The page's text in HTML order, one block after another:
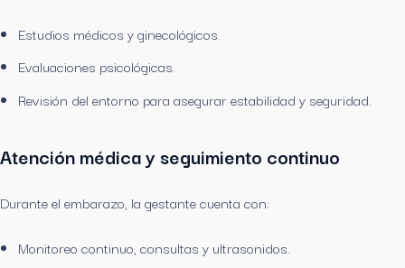
Estudios médicos y ginecológicos.
Evaluaciones psicológicas.
Revisión del entorno para asegurar estabilidad y seguridad.
Atención médica y seguimiento continuo
Durante el embarazo, la gestante cuenta con:
Monitoreo continuo, consultas y ultrasonidos.